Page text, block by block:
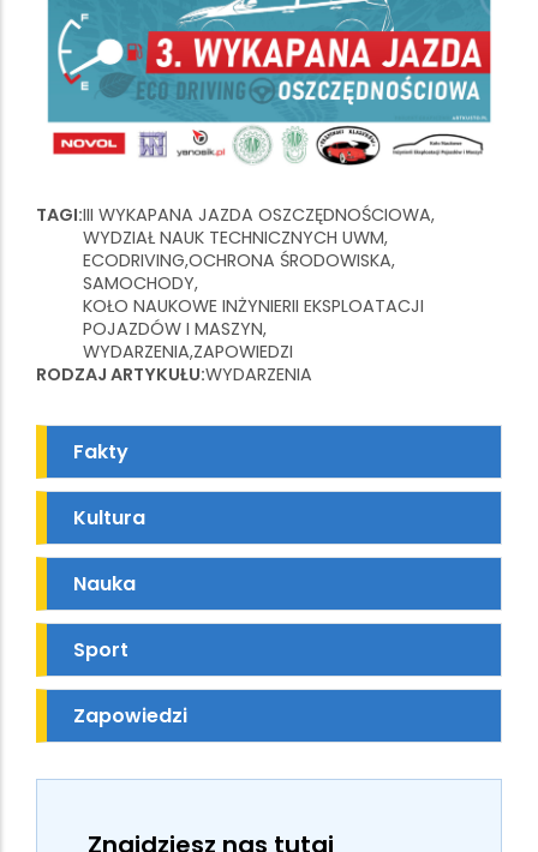
TAGI III WYKAPANA JAZDA OSZCZĘDNOŚCIOWA
WYDZIAŁ NAUK TECHNICZNYCH UWM
ECODRIVING OCHRONA ŚRODOWISKA
SAMOCHODY
KOŁO NAUKOWE INŻYNIERII EKSPLOATACJI
POJAZDÓW I MASZYN
WYDARZENIA ZAPOWIEDZI
RODZAJ ARTYKUŁU WYDARZENIA
Fakty
Kultura
Nauka
Sport
Zapowiedzi
Znajdziesz nas tutaj